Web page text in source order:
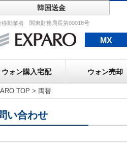
韓国送金
移動業者 関東財務局長第00018号
MX
ウォン購入宅配 ウォン売却
TOP > 両替
い合わせ